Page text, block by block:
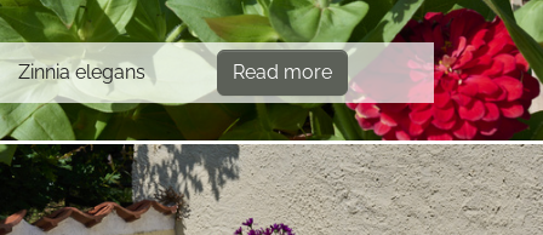
Zinnia elegans Read more